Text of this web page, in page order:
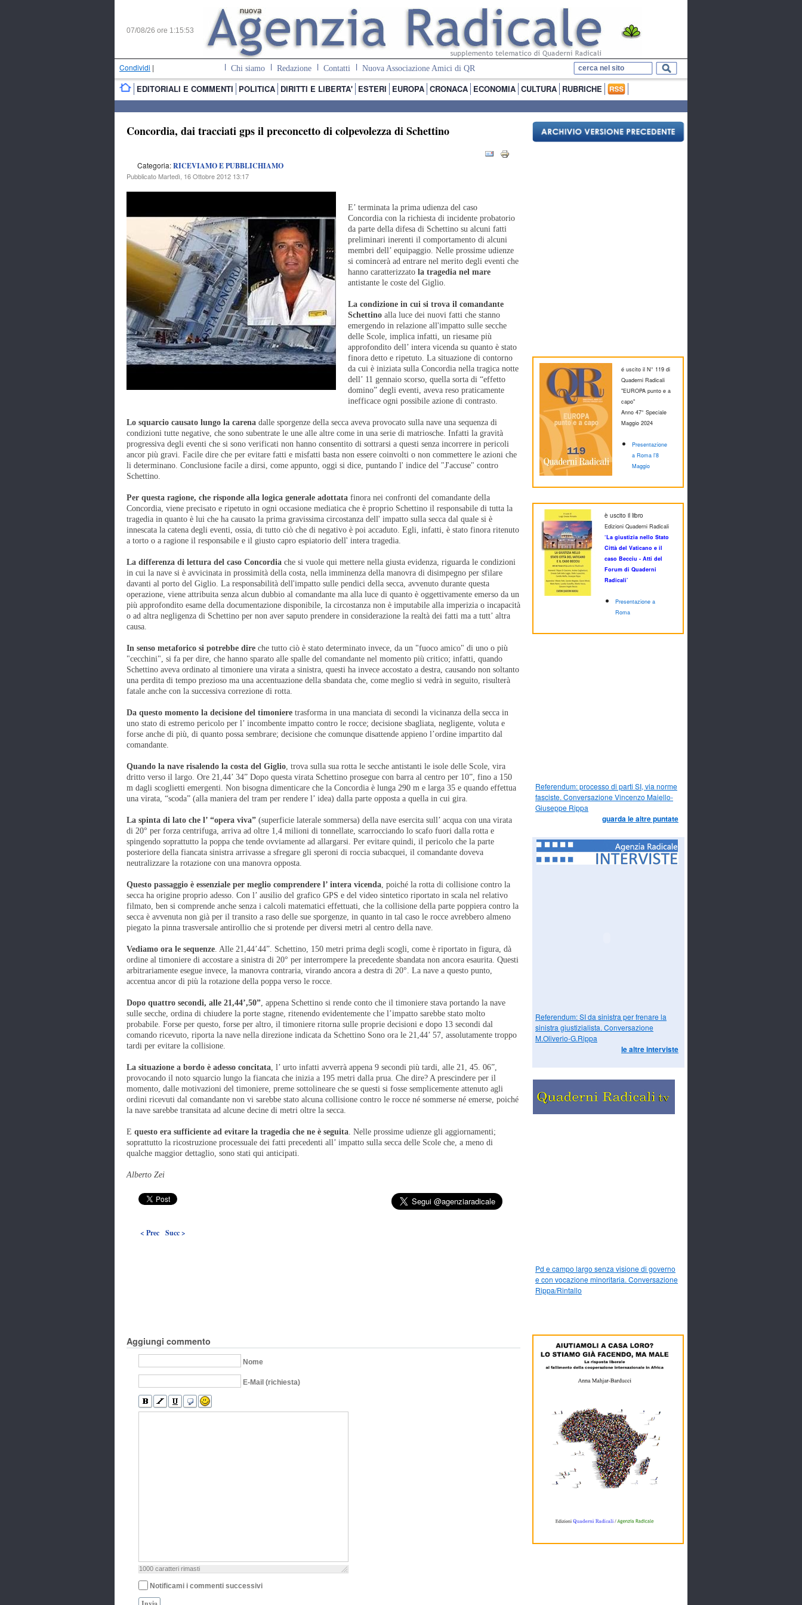
07/08/26 ore 1:15:54
Condividi | Chi siamo Redazione Contatti Nuova Associazione Amici di QR
EDITORIALI E COMMENTI POLITICA DIRITTI E LIBERTA' ESTERI EUROPA CRONACA ECONOMIA CULTURA RUBRICHE
Concordia, dai tracciati gps il preconcetto di colpevolezza di Schettino
Categoria:RICEVIAMO E PUBBLICHIAMO
Pubblicato Martedì, 16 Ottobre 2012 13:17
E’ terminata la prima udienza del caso
Concordia con la richiesta di incidente probatorio
da parte della difesa di Schettino su alcuni fatti
preliminari inerenti il comportamento di alcuni
membri dell’ equipaggio. Nelle prossime udienze
si comincerà ad entrare nel merito degli eventi che
hanno caratterizzato la tragedia nel mare
antistante le coste del Giglio.
La condizione in cui si trova il comandante
Schettino alla luce dei nuovi fatti che stanno
emergendo in relazione all'impatto sulle secche
delle Scole, implica infatti, un riesame più
approfondito dell’ intera vicenda su quanto è stato
finora detto e ripetuto. La situazione di contorno
da cui è iniziata sulla Concordia nella tragica notte
dell’ 11 gennaio scorso, quella sorta di “effetto
domino” degli eventi, aveva reso praticamente
inefficace ogni possibile azione di contrasto.
Lo squarcio causato lungo la carena dalle sporgenze della secca aveva provocato sulla nave una sequenza di
condizioni tutte negative, che sono subentrate le une alle altre come in una serie di matriosche. Infatti la gravità
progressiva degli eventi che si sono verificati non hanno consentito di sottrarsi a questi senza incorrere in pericoli
ancor più gravi. Facile dire che per evitare fatti e misfatti basta non essere coinvolti o non commettere le azioni che
li determinano. Conclusione facile a dirsi, come appunto, oggi si dice, puntando l' indice del "J'accuse" contro
Schettino.
Per questa ragione, che risponde alla logica generale adottata finora nei confronti del comandante della
Concordia, viene precisato e ripetuto in ogni occasione mediatica che è proprio Schettino il responsabile di tutta la
tragedia in quanto è lui che ha causato la prima gravissima circostanza dell' impatto sulla secca dal quale si è
innescata la catena degli eventi, ossia, di tutto ciò che di negativo è poi accaduto. Egli, infatti, è stato finora ritenuto
a torto o a ragione il responsabile e il giusto capro espiatorio dell' intera tragedia.
La differenza di lettura del caso Concordia che si vuole qui mettere nella giusta evidenza, riguarda le condizioni
in cui la nave si è avvicinata in prossimità della costa, nella imminenza della manovra di disimpegno per sfilare
davanti al porto del Giglio. La responsabilità dell'impatto sulle pendici della secca, avvenuto durante questa
operazione, viene attribuita senza alcun dubbio al comandante ma alla luce di quanto è oggettivamente emerso da un
più approfondito esame della documentazione disponibile, la circostanza non è imputabile alla imperizia o incapacità
o ad altra negligenza di Schettino per non aver saputo prendere in considerazione la realtà dei fatti ma a tutt’ altra
causa.
In senso metaforico si potrebbe dire che tutto ciò è stato determinato invece, da un "fuoco amico" di uno o più
"cecchini", si fa per dire, che hanno sparato alle spalle del comandante nel momento più critico; infatti, quando
Schettino aveva ordinato al timoniere una virata a sinistra, questi ha invece accostato a destra, causando non soltanto
una perdita di tempo prezioso ma una accentuazione della sbandata che, come meglio si vedrà in seguito, risulterà
fatale anche con la successiva correzione di rotta.
Da questo momento la decisione del timoniere trasforma in una manciata di secondi la vicinanza della secca in
uno stato di estremo pericolo per l’ incombente impatto contro le rocce; decisione sbagliata, negligente, voluta e
forse anche di più, di quanto possa sembrare; decisione che comunque disattende appieno l’ordine impartito dal
comandante.
Quando la nave risalendo la costa del Giglio, trova sulla sua rotta le secche antistanti le isole delle Scole, vira
dritto verso il largo. Ore 21,44’ 34” Dopo questa virata Schettino prosegue con barra al centro per 10”, fino a 150
m dagli scoglietti emergenti. Non bisogna dimenticare che la Concordia è lunga 290 m e larga 35 e quando effettua
una virata, “scoda” (alla maniera del tram per rendere l’ idea) dalla parte opposta a quella in cui gira.
La spinta di lato che l’ “opera viva” (superficie laterale sommersa) della nave esercita sull’ acqua con una virata
di 20° per forza centrifuga, arriva ad oltre 1,4 milioni di tonnellate, scarrocciando lo scafo fuori dalla rotta e
spingendo soprattutto la poppa che tende ovviamente ad allargarsi. Per evitare quindi, il pericolo che la parte
posteriore della fiancata sinistra arrivasse a sfregare gli speroni di roccia subacquei, il comandante doveva
neutralizzare la rotazione con una manovra opposta.
Questo passaggio è essenziale per meglio comprendere l’ intera vicenda, poiché la rotta di collisione contro la
secca ha origine proprio adesso. Con l’ ausilio del grafico GPS e del video sintetico riportato in scala nel relativo
filmato, ben si comprende anche senza i calcoli matematici effettuati, che la collisione della parte poppiera contro la
secca è avvenuta non già per il transito a raso delle sue sporgenze, in quanto in tal caso le rocce avrebbero almeno
piegato la pinna trasversale antirollio che si protende per diversi metri al centro della nave.
Vediamo ora le sequenze. Alle 21,44’44”. Schettino, 150 metri prima degli scogli, come è riportato in figura, dà
ordine al timoniere di accostare a sinistra di 20° per interrompere la precedente sbandata non ancora esaurita. Questi
arbitrariamente esegue invece, la manovra contraria, virando ancora a destra di 20°. La nave a questo punto,
accentua ancor di più la rotazione della poppa verso le rocce.
Dopo quattro secondi, alle 21,44’,50”, appena Schettino si rende conto che il timoniere stava portando la nave
sulle secche, ordina di chiudere la porte stagne, ritenendo evidentemente che l’impatto sarebbe stato molto
probabile. Forse per questo, forse per altro, il timoniere ritorna sulle proprie decisioni e dopo 13 secondi dal
comando ricevuto, riporta la nave nella direzione indicata da Schettino Sono ora le 21,44’ 57, assolutamente troppo
tardi per evitare la collisione.
La situazione a bordo è adesso concitata, l’ urto infatti avverrà appena 9 secondi più tardi, alle 21, 45. 06”,
provocando il noto squarcio lungo la fiancata che inizia a 195 metri dalla prua. Che dire? A prescindere per il
momento, dalle motivazioni del timoniere, preme sottolineare che se questi si fosse semplicemente attenuto agli
ordini ricevuti dal comandante non vi sarebbe stato alcuna collisione contro le rocce né sommerse né emerse, poiché
la nave sarebbe transitata ad alcune decine di metri oltre la secca.
E questo era sufficiente ad evitare la tragedia che ne è seguita. Nelle prossime udienze gli aggiornamenti;
soprattutto la ricostruzione processuale dei fatti precedenti all’ impatto sulla secca delle Scole che, a meno di
qualche maggior dettaglio, sono stati qui anticipati.
Alberto Zei
< Prec Succ >
Aggiungi commento
Nome
E-Mail (richiesta)
1000 caratteri rimasti
Notificami i commenti successivi
é uscito il N° 119 di
Quaderni Radicali
"EUROPA punto e a
capo"
Anno 47° Speciale
Maggio 2024
Presentazione
a Roma l'8
Maggio
è uscito il libro
Edizioni Quaderni Radicali
‘La giustizia nello Stato
Città del Vaticano e il
caso Becciu - Atti del
Forum di Quaderni
Radicali’
Presentazione a
Roma
Referendum: processo di parti SI, via norme
fasciste. Conversazione Vincenzo Maiello-
Giuseppe Rippa
guarda le altre puntate
Referendum: SI da sinistra per frenare la
sinistra giustizialista. Conversazione
M.Oliverio-G.Rippa
le altre interviste
Pd e campo largo senza visione di governo
e con vocazione minoritaria. Conversazione
Rippa/Rintallo